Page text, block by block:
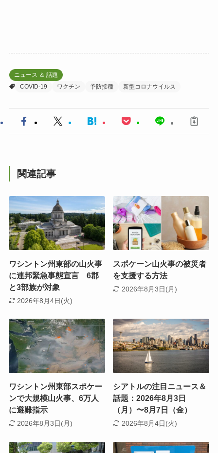
ニュース ＆ 話題
COVID-19
ワクチン 予防接種 新型コロナウイルス
関連記事
ワシントン州東部の山火事
に連邦緊急事態宣言 6郡
と3部族が対象
2026年8月4日(火)
スポケーン山火事の被災者
を支援する方法
2026年8月3日(月)
ワシントン州東部スポケー
ンで大規模山火事、6万人
に避難指示
2026年8月3日(月)
シアトルの注目ニュース＆
話題：2026年8月3日
（月）〜8月7日（金）
2026年8月4日(火)